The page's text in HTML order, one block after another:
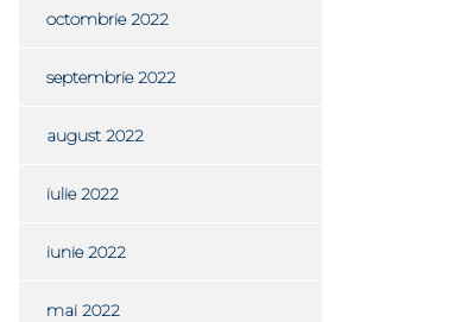
octombrie 2022
septembrie 2022
august 2022
iulie 2022
iunie 2022
mai 2022